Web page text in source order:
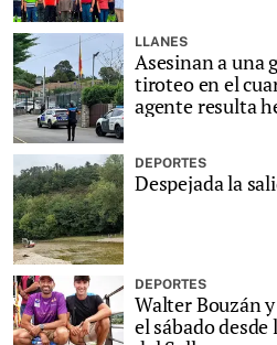
LLANES
Asesinan a una
tiroteo en el
agente resulta
DEPORTES
Despejada la
DEPORTES
Walter Bouzán
el sábado